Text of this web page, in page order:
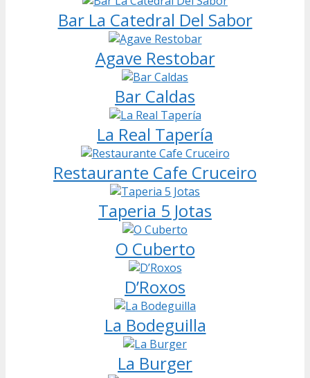
Bar La Catedral Del Sabor
Agave Restobar
Bar Caldas
La Real Tapería
Restaurante Cafe Cruceiro
Taperia 5 Jotas
O Cuberto
D’Roxos
La Bodeguilla
La Burger